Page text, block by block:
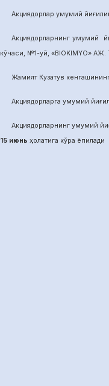
Акциядорлар умумий
Акциядорларнинг умумий
кўчаси, №1-уй, «BIOKIMYO» АЖ.
Жамият Кузатув
Акциядорларга умумий
Акциядорларнинг умумий
15 июнь ҳолатига кўра ёпилади